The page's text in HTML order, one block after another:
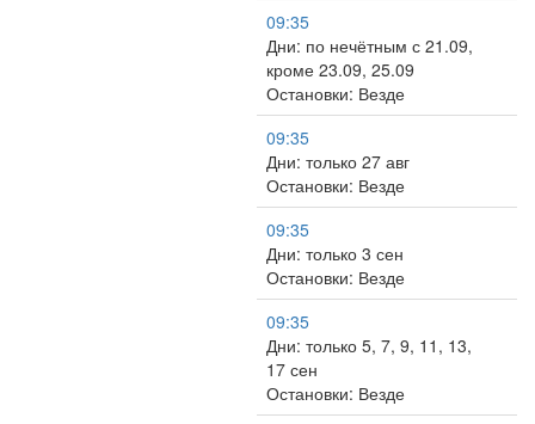
09:35
Дни: по нечётным с 21.09,
кроме 23.09, 25.09
Остановки: Везде
09:35
Дни: только 27 авг
Остановки: Везде
09:35
Дни: только 3 сен
Остановки: Везде
09:35
Дни: только 5, 7, 9, 11, 13,
17 сен
Остановки: Везде